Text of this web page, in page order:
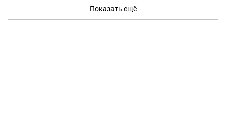
Показать ещё